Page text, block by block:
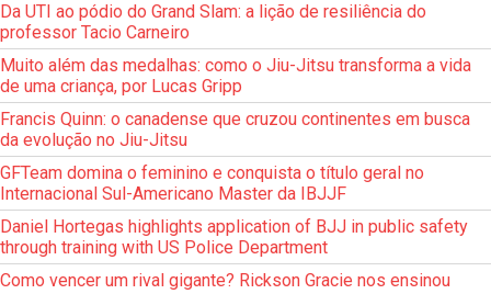
Da UTI ao pódio do Grand Slam: a lição de resiliência do
professor Tacio Carneiro
Muito além das medalhas: como o Jiu-Jitsu transforma a vida
de uma criança, por Lucas Gripp
Francis Quinn: o canadense que cruzou continentes em busca
da evolução no Jiu-Jitsu
GFTeam domina o feminino e conquista o título geral no
Internacional Sul-Americano Master da IBJJF
Daniel Hortegas highlights application of BJJ in public safety
through training with US Police Department
Como vencer um rival gigante? Rickson Gracie nos ensinou